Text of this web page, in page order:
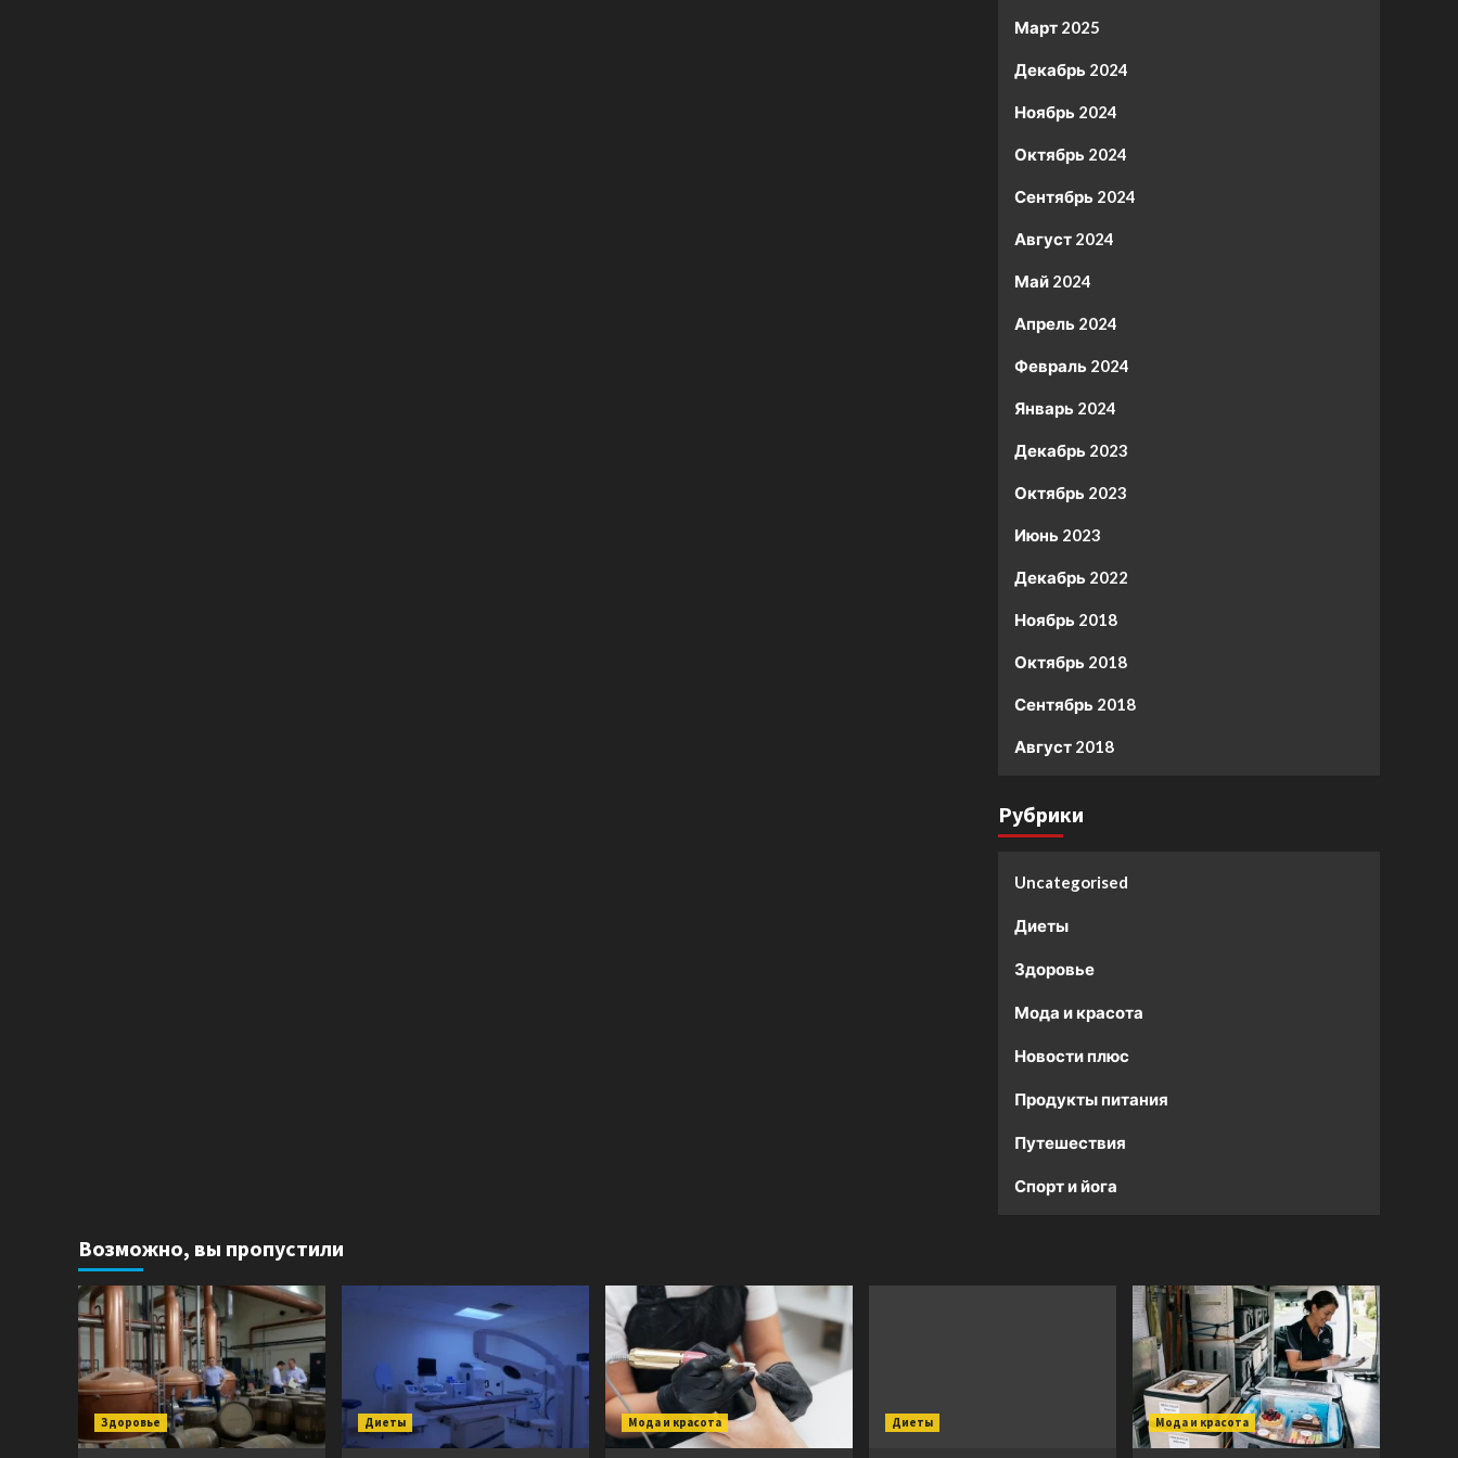
Март 2025
Декабрь 2024
Ноябрь 2024
Октябрь 2024
Сентябрь 2024
Август 2024
Май 2024
Апрель 2024
Февраль 2024
Январь 2024
Декабрь 2023
Октябрь 2023
Июнь 2023
Декабрь 2022
Ноябрь 2018
Октябрь 2018
Сентябрь 2018
Август 2018
Рубрики
Uncategorised
Диеты
Здоровье
Мода и красота
Новости плюс
Продукты питания
Путешествия
Спорт и йога
Возможно, вы пропустили
Здоровье Диеты Мода и красота Диеты Мода и красота